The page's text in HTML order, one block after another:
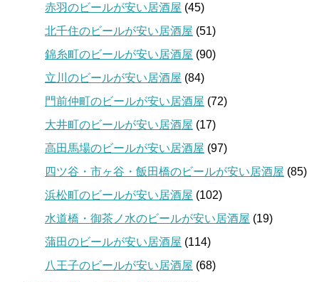
赤羽のビールが安い居酒屋 (45)
北千住のビールが安い居酒屋 (51)
錦糸町のビールが安い居酒屋 (90)
立川のビールが安い居酒屋 (84)
門前仲町のビールが安い居酒屋 (72)
大井町のビールが安い居酒屋 (17)
高田馬場のビールが安い居酒屋 (97)
四ツ谷・市ヶ谷・飯田橋のビールが安い居酒屋 (85)
浜松町のビールが安い居酒屋 (102)
水道橋・御茶ノ水のビールが安い居酒屋 (19)
蒲田のビールが安い居酒屋 (114)
八王子のビールが安い居酒屋 (68)